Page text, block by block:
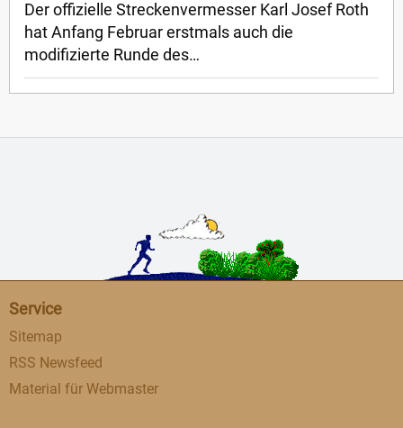
Der offizielle Streckenvermesser Karl Josef Roth
hat Anfang Februar erstmals auch die
modifizierte Runde des…
Service
Sitemap
RSS Newsfeed
Material für Webmaster